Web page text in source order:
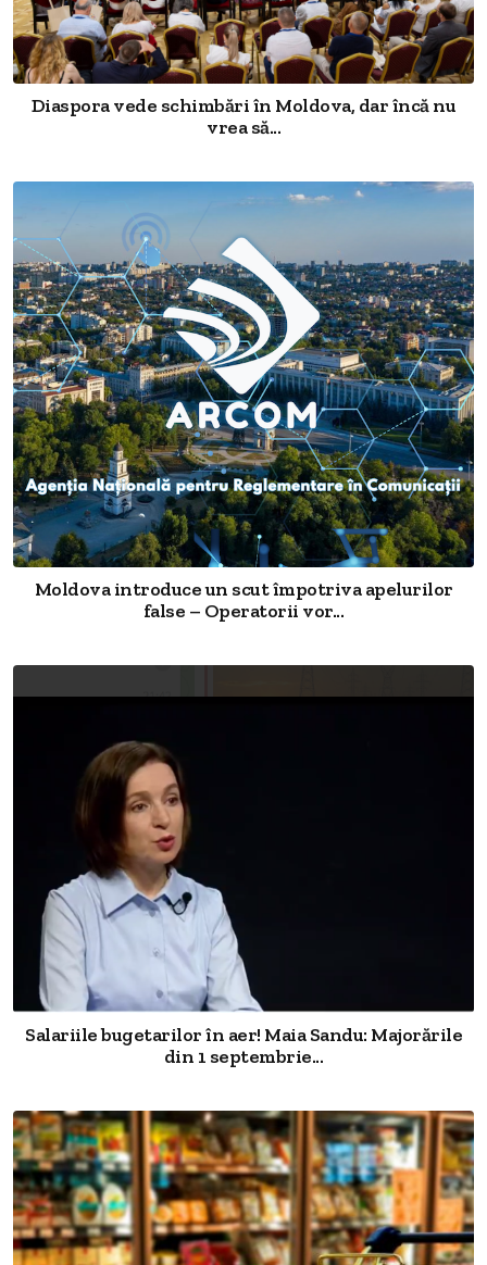
Diaspora vede schimbări în Moldova, dar încă nu
vrea să...
Moldova introduce un scut împotriva apelurilor
false – Operatorii vor...
Salariile bugetarilor în aer! Maia Sandu: Majorările
din 1 septembrie...